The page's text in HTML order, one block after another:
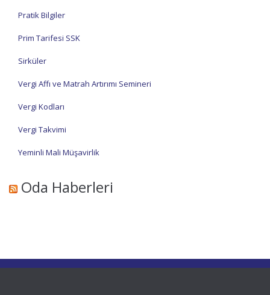
Pratik Bilgiler
Prim Tarifesi SSK
Sirküler
Vergi Affı ve Matrah Artırımı Semineri
Vergi Kodları
Vergi Takvimi
Yeminli Mali Müşavirlik
Oda Haberleri